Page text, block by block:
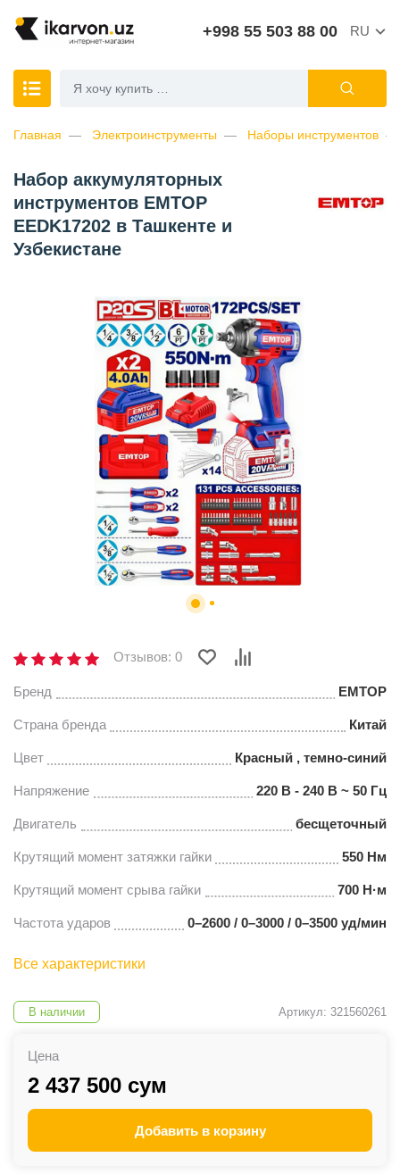
+998 55 503 88 00 RU
Главная Электроинструменты Наборы инструментов
Набор аккумуляторных
инструментов EMTOP
EEDK17202 в Ташкенте и
Узбекистане
Отзывов: 0
Бренд EMTOP
Страна бренда Китай
Цвет Красный , темно-синий
Напряжение 220 В - 240 В ~ 50 Гц
Двигатель бесщеточный
Крутящий момент затяжки гайки 550 Нм
Крутящий момент срыва гайки 700 Н·м
Частота ударов 0–2600 / 0–3000 / 0–3500 уд/мин
Все характеристики
В наличии Артикул: 321560261
Цена
2 437 500 сум
Добавить в корзину